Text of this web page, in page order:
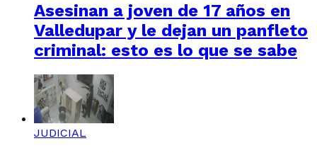
Asesinan a joven de 17 años en
Valledupar y le dejan un panfleto
criminal: esto es lo que se sabe
JUDICIAL